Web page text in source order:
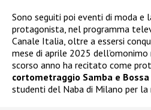
Sono seguiti poi eventi di moda e
protagonista, nel programma
Canale Italia, oltre a essersi
mese di aprile 2025
scorso anno ha recitato come
cortometraggio Samba e Bossa
studenti del Naba di Milano per la